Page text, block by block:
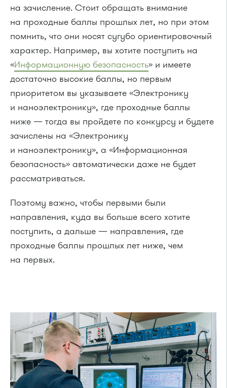
на зачисление. Стоит обращать внимание
на проходные баллы прошлых лет, но при этом
помнить, что они носят сугубо ориентировочный
характер. Например, вы хотите поступить на
«Информационную безопасность» и имеете
достаточно высокие баллы, но первым
приоритетом вы указываете «Электронику
и наноэлектронику», где проходные баллы
ниже — тогда вы пройдете по конкурсу и будете
зачислены на «Электронику
и наноэлектронику», а «Информационная
безопасность» автоматически даже не будет
рассматриваться.
Поэтому важно, чтобы первыми были
направления, куда вы больше всего хотите
поступить, а дальше — направления, где
проходные баллы прошлых лет ниже, чем
на первых.